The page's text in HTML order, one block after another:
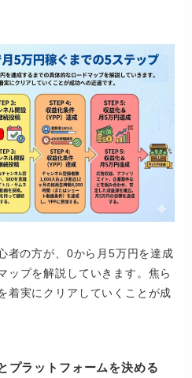
者の方が、0から月5万円を達成
ップを解説していきます。焦ら
着実にクリアしていくことが成
プラットフォームを決める